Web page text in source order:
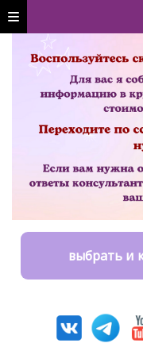
выбрать и